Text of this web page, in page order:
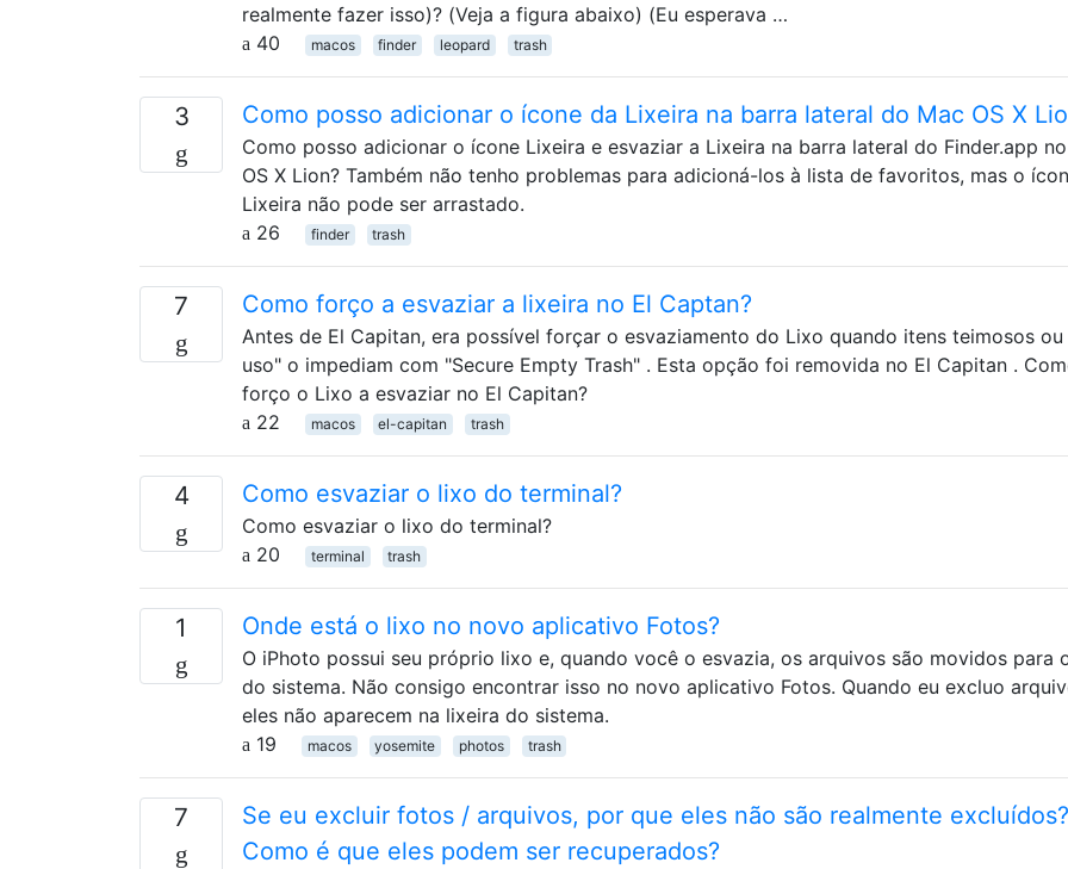
realmente fazer isso)? (Veja a figura abaixo) (Eu esperava …
40
macos finder leopard trash
3 Como posso adicionar o ícone da Lixeira na barra lateral do Mac OS X
Como posso adicionar o ícone Lixeira e esvaziar a Lixeira na barra lateral do Finder.app
OS X Lion? Também não tenho problemas para adicioná-los à lista de favoritos, mas o
Lixeira não pode ser arrastado.
26
finder trash
7 Como forço a esvaziar a lixeira no El Captan?
Antes de El Capitan, era possível forçar o esvaziamento do Lixo quando itens teimosos ou
uso" o impediam com "Secure Empty Trash" . Esta opção foi removida no El Capitan .
forço o Lixo a esvaziar no El Capitan?
22
macos el-capitan trash
4 Como esvaziar o lixo do terminal?
Como esvaziar o lixo do terminal?
20
terminal trash
1 Onde está o lixo no novo aplicativo Fotos?
O iPhoto possui seu próprio lixo e, quando você o esvazia, os arquivos são movidos para
do sistema. Não consigo encontrar isso no novo aplicativo Fotos. Quando eu excluo
eles não aparecem na lixeira do sistema.
19
macos yosemite photos trash
7
Se eu excluir fotos / arquivos, por que eles não são realmente excluídos?
Como é que eles podem ser recuperados?